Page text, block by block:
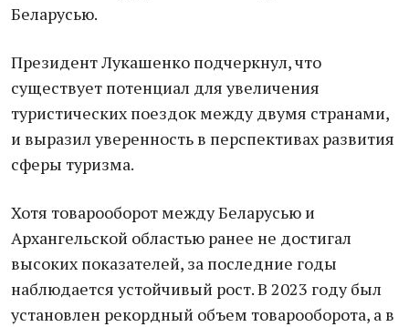
Беларусью.
Президент Лукашенко подчеркнул, что
существует потенциал для увеличения
туристических поездок между двумя странами,
и выразил уверенность в перспективах развития
сферы туризма.
Хотя товарооборот между Беларусью и
Архангельской областью ранее не достигал
высоких показателей, за последние годы
наблюдается устойчивый рост. В 2023 году был
установлен рекордный объем товарооборота, а в